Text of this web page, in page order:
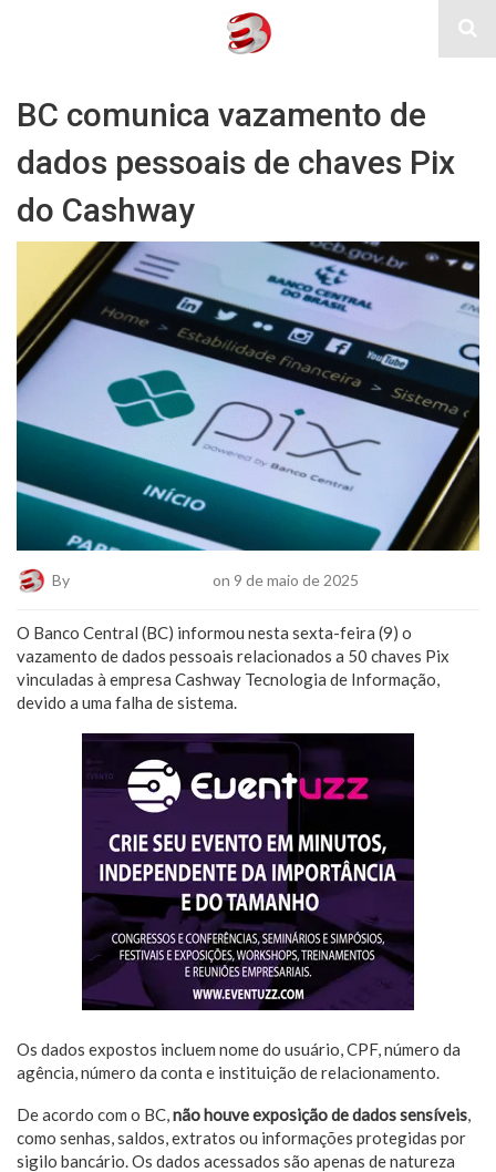
BC comunica vazamento de
dados pessoais de chaves Pix
do Cashway
By on 9 de maio de 2025
O Banco Central (BC) informou nesta sexta-feira (9) o
vazamento de dados pessoais relacionados a 50 chaves Pix
vinculadas à empresa Cashway Tecnologia de Informação,
devido a uma falha de sistema.
Os dados expostos incluem nome do usuário, CPF, número da
agência, número da conta e instituição de relacionamento.
De acordo com o BC,não houve exposição de dados sensíveis,
como senhas, saldos, extratos ou informações protegidas por
sigilo bancário. Os dados acessados são apenas de natureza